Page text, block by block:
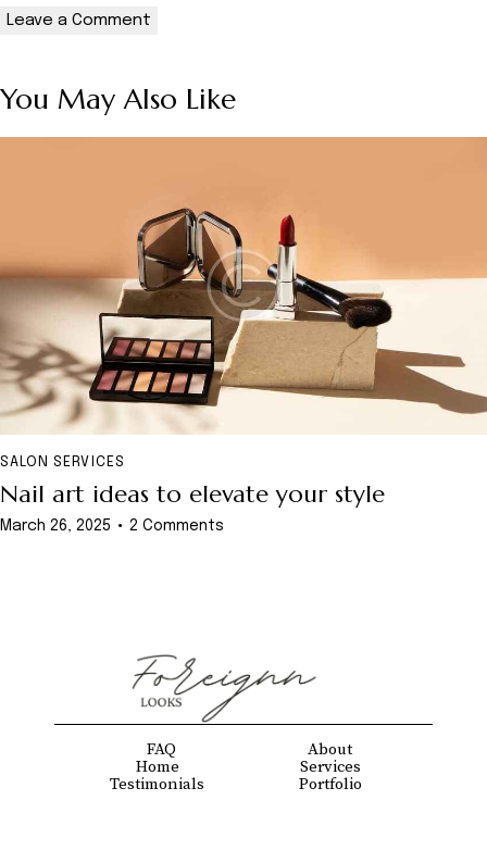
You May Also Like
SALON SERVICES
Nail art ideas to elevate your style
March 26, 2025 2 Comments
FAQ
About
Home
Services
Testimonials
Portfolio